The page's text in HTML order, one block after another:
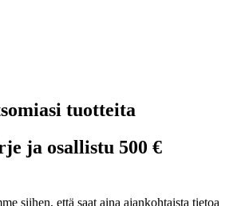
tuotteita
ja osallistu 500 €
siihen, että saat aina ajankohtaista tietoa